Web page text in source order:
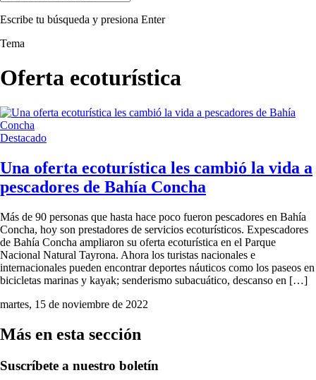
Escribe tu búsqueda y presiona Enter
Tema
Oferta ecoturística
Destacado
Una oferta ecoturística les cambió la vida a
pescadores de Bahía Concha
Más de 90 personas que hasta hace poco fueron pescadores en Bahía
Concha, hoy son prestadores de servicios ecoturísticos. Expescadores
de Bahía Concha ampliaron su oferta ecoturística en el Parque
Nacional Natural Tayrona. Ahora los turistas nacionales e
internacionales pueden encontrar deportes náuticos como los paseos en
bicicletas marinas y kayak; senderismo subacuático, descanso en […]
martes, 15 de noviembre de 2022
Más en esta sección
Suscríbete a nuestro boletín